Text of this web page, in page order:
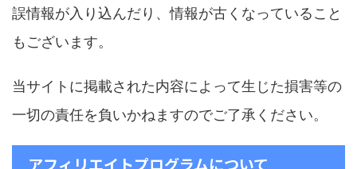
誤情報が入り込んだり、情報が古くなっていること
もございます。
当サイトに掲載された内容によって生じた損害等の
一切の責任を負いかねますのでご了承ください。
アフィリエイトプログラムについて